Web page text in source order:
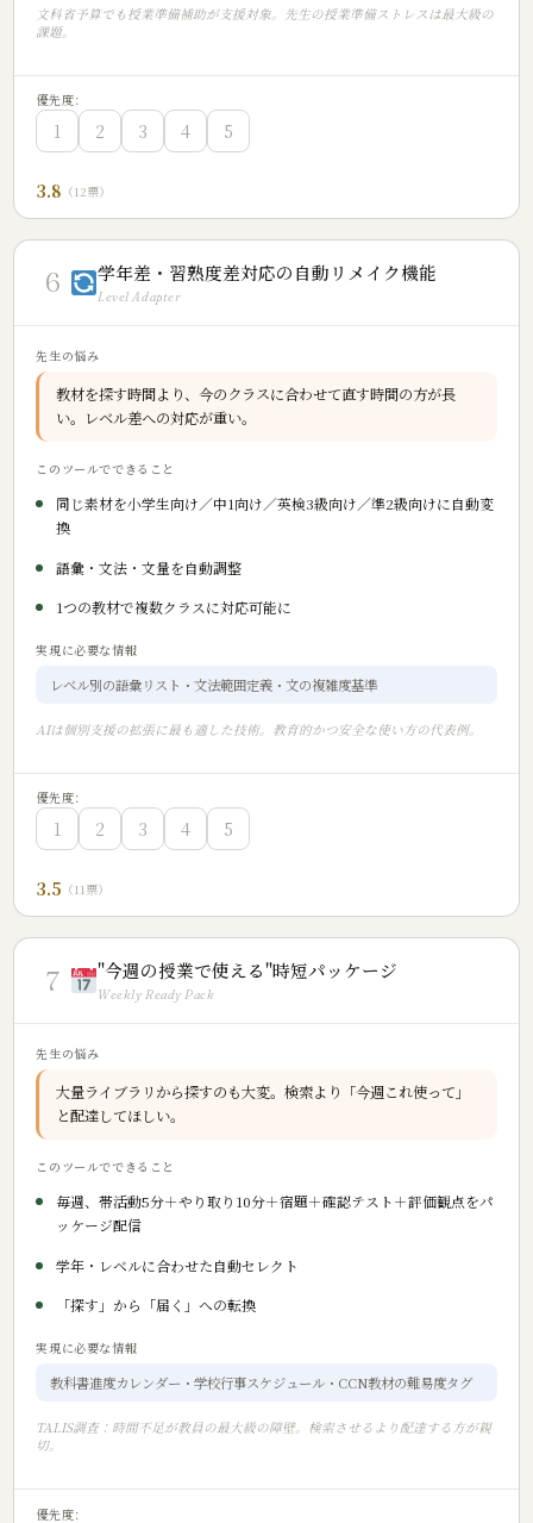
文科省予算でも授業準備補助が支援対象。先生の授業準備ストレスは最大級の
課題。
優先度:
1 2 3 4 5
3.8 （12票）
6 学年差・習熟度差対応の自動リメイク機能
Level Adapter
先生の悩み
教材を探す時間より、今のクラスに合わせて直す時間の方が長
い。レベル差への対応が重い。
このツールでできること
同じ素材を小学生向け／中1向け／英検3級向け／準2級向けに自動変
換
語彙・文法・文量を自動調整
1つの教材で複数クラスに対応可能に
実現に必要な情報
レベル別の語彙リスト・文法範囲定義・文の複雑度基準
AIは個別支援の拡張に最も適した技術。教育的かつ安全な使い方の代表例。
優先度:
1 2 3 4 5
3.5 （11票）
7 "今週の授業で使える"時短パッケージ
Weekly Ready Pack
先生の悩み
大量ライブラリから探すのも大変。検索より「今週これ使って」
と配達してほしい。
このツールでできること
毎週、帯活動5分＋やり取り10分＋宿題＋確認テスト＋評価観点をパ
ッケージ配信
学年・レベルに合わせた自動セレクト
「探す」から「届く」への転換
実現に必要な情報
教科書進度カレンダー・学校行事スケジュール・CCN教材の難易度タグ
TALIS調査：時間不足が教員の最大級の障壁。検索させるより配達する方が親
切。
優先度: